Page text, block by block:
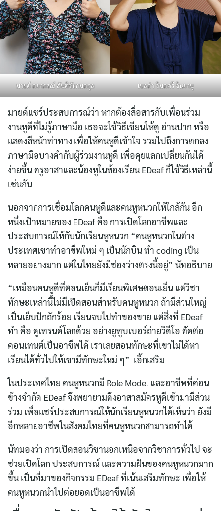
มายด์ ลดาภรณ์ สันติชัยกมลกุล เบลล่า วิมลศรี จินดานุ
มายด์แชร์ประสบการณ์ว่า หากต้องสื่อสารกับเพื่อนร่วม
งานหูดีที่ไม่รู้ภาษามือ เธอจะใช้วิธีเขียนให้ดู อ่านปาก หรือ
แสดงสีหน้าท่าทาง เพื่อให้คนหูดีเข้าใจ รวมไปถึงการตกลง
ภาษามือบางคำกับผู้ร่วมงานหูดี เพื่อคุยแลกเปลี่ยนกันได้
ง่ายขึ้น ครูอาสาและน้องหูในห้องเรียน EDeaf ก็ใช้วิธีเหล่านี้
เช่นกัน
นอกจากการเชื่อมโลกคนหูดีและคนหูหนวกให้ใกล้กัน อีก
หนึ่งเป้าหมายของ EDeaf คือ การเปิดโลกอาชีพและ
ประสบการณ์ให้กับนักเรียนหูหนวก “คนหูหนวกในต่าง
ประเทศเขาทำอาชีพใหม่ ๆ เป็นนักบิน ทำ coding เป็น
หลายอย่างมาก แต่ในไทยยังมีช่องว่างตรงนี้อยู่” นัทอธิบาย
“เหมือนคนหูดีที่ตอนเย็นก็มีเรียนพิเศษตอนเย็น แต่วิชา
ทักษะเหล่านี้ไม่มีเปิดสอนสำหรับคนหูหนวก ถ้ามีส่วนใหญ่
เป็นเย็บปักถักร้อย เรียนจบไปทำของขาย แต่สิ่งที่ EDeaf
ทำ คือ ดูเทรนด์โลกด้วย อย่างยูทูบเบอร์ถ่ายวิดีโอ ตัดต่อ
คอนเทนต์เป็นอาชีพได้ เราเลยสอนทักษะที่เขาไม่ได้หา
เรียนได้ทั่วไปให้เขามีทักษะใหม่ ๆ” เอิ๊กเสริม
ในประเทศไทย คนหูหนวกมี Role Model และอาชีพที่ค่อน
ข้างจำกัด EDeaf จึงพยายามดึงอาสาสมัครหูดีเข้ามามีส่วน
ร่วม เพื่อแชร์ประสบการณ์ให้นักเรียนหูหนวกได้เห็นว่า ยังมี
อีกหลายอาชีพในสังคมไทยที่คนหูหนวกสามารถทำได้
นัทมองว่า การเปิดสอนวิชานอกเหนือจากวิชาการทั่วไป จะ
ช่วยเปิดโลก ประสบการณ์ และความฝันของคนหูหนวกมาก
ขึ้น เป็นที่มาของกิจกรรม EDeaf ที่เน้นเสริมทักษะ เพื่อให้
คนหูหนวกนำไปต่อยอดเป็นอาชีพได้